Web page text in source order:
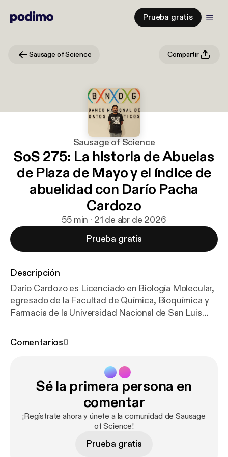
Prueba gratis
Sausage of Science Compartir
Sausage of Science
SoS 275: La historia de Abuelas
de Plaza de Mayo y el índice de
abuelidad con Darío Pacha
Cardozo
55 min · 21 de abr de 2026
Prueba gratis
Descripción
Darío Cardozo es Licenciado en Biología Molecular,
egresado de la Facultad de Química, Bioquímica y
Farmacia de la Universidad Nacional de San Luis
de Filosofía y Letras de la Universidad Nacional de
documentos históricos, la información genética y
los datos isotópicos de dieta y movilidad a partir de
los restos arqueológicos humanos del Cementerio
Indígena de Baradero. Posteriormente realizó un
posdoctorado, donde investigó acerca de la
cementerio de las ruinas de San Francisco de la
Comentarios0
Sé la primera persona en
comentar
¡Regístrate ahora y únete a la comunidad de Sausage
of Science!
Prueba gratis